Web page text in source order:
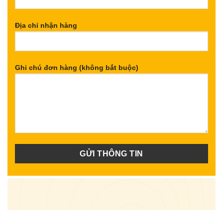
Địa chỉ nhận hàng
Ghi chú đơn hàng (không bắt buộc)